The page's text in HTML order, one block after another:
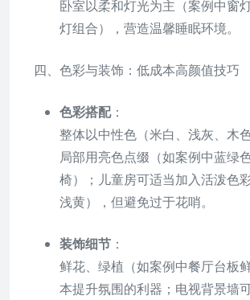
卧室以柔和灯光为主（案例中窗
灯组合），营造温馨睡眠环境。
四、色彩与装饰：低成本高颜值技巧
色彩搭配：
整体以中性色（米白、浅灰、木
局部用亮色点缀（如案例中蓝绿
椅）；儿童房可适当加入活泼色
浅黄），但避免过于花哨。
装饰细节 ：
鲜花、绿植（如案例中餐厅台板
本提升氛围的利器；电视背景墙